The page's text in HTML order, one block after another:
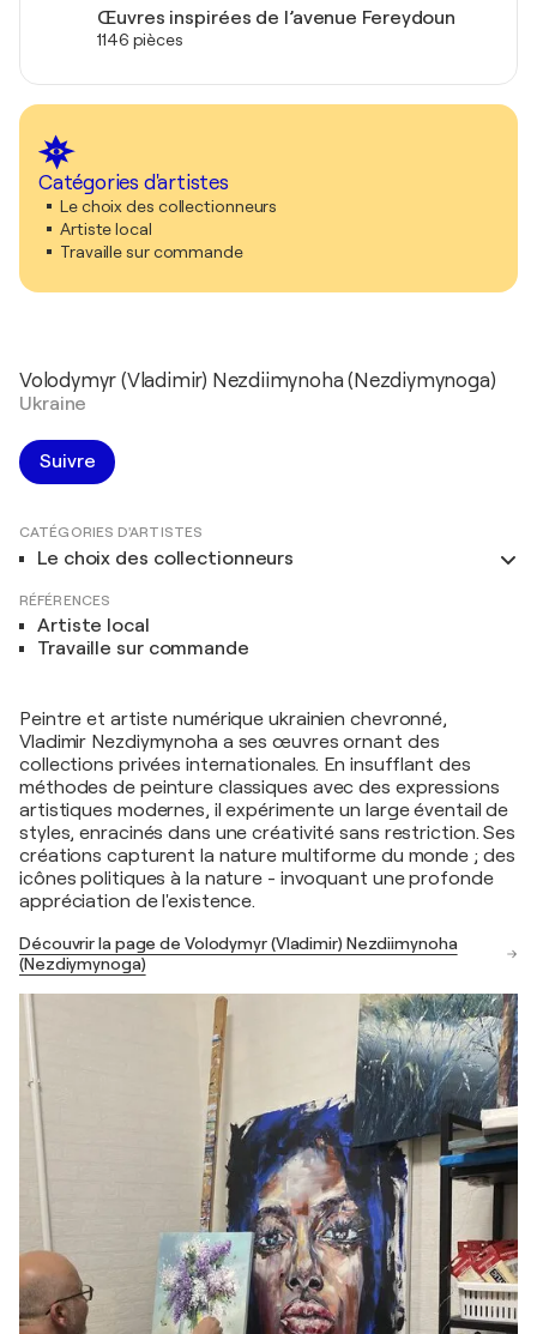
Œuvres inspirées de l’avenue Fereydoun
1146 pièces
Catégories d'artistes
Le choix des collectionneurs
Artiste local
Travaille sur commande
Volodymyr (Vladimir) Nezdiimynoha (Nezdiymynoga)
Ukraine
Suivre
CATÉGORIES D'ARTISTES
Le choix des collectionneurs
RÉFÉRENCES
Artiste local
Travaille sur commande
Peintre et artiste numérique ukrainien chevronné,
Vladimir Nezdiymynoha a ses œuvres ornant des
collections privées internationales. En insufflant des
méthodes de peinture classiques avec des expressions
artistiques modernes, il expérimente un large éventail de
styles, enracinés dans une créativité sans restriction. Ses
créations capturent la nature multiforme du monde ; des
icônes politiques à la nature - invoquant une profonde
appréciation de l'existence.
Découvrir la page de Volodymyr (Vladimir) Nezdiimynoha
(Nezdiymynoga)